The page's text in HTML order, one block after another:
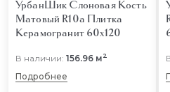
УрбанШик Слоновая Кость
Матовый R10a Плитка
Керамогранит 60x120
В наличии: 156.96 м2
Подробнее